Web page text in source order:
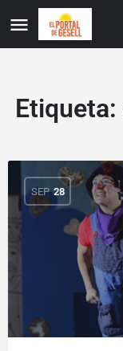
Etiqueta:
SEP 28